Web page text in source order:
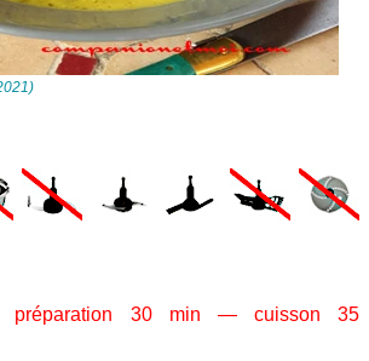
préparation 30 min — cuisson 35